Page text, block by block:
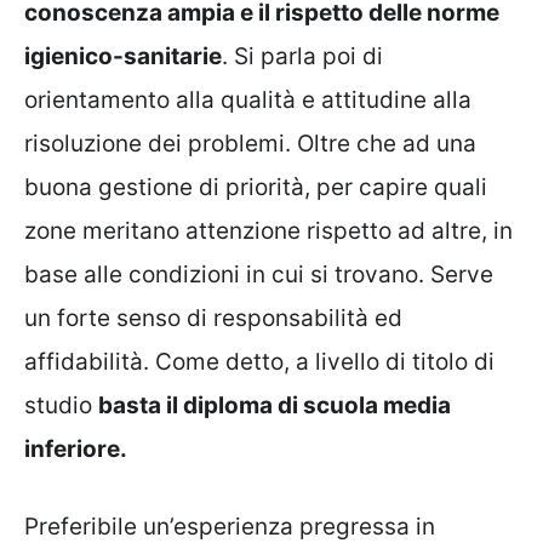
conoscenza ampia e il rispetto delle norme
igienico-sanitarie. Si parla poi di
orientamento alla qualità e attitudine alla
risoluzione dei problemi. Oltre che ad una
buona gestione di priorità, per capire quali
zone meritano attenzione rispetto ad altre, in
base alle condizioni in cui si trovano. Serve
un forte senso di responsabilità ed
affidabilità. Come detto, a livello di titolo di
studio basta il diploma di scuola media
inferiore.
Preferibile un’esperienza pregressa in